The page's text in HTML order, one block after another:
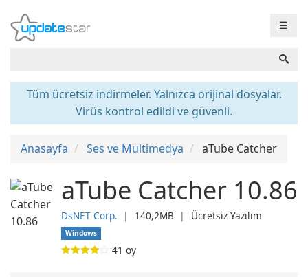
☰
Tüm ücretsiz indirmeler. Yalnızca orijinal dosyalar.
Virüs kontrol edildi ve güvenli.
Anasayfa Ses ve Multimedya aTube Catcher
aTube Catcher 10.86
DsNET Corp. ❘ 140,2MB ❘ Ücretsiz Yazılım
Windows
41 oy